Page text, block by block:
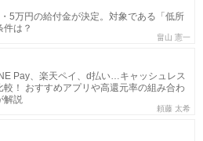
5万円の給付金が決定。対象である「低所
件は？
畠山 憲一
Pay、楽天ペイ、d払い…キャッシュレス
較！ おすすめアプリや高還元率の組み合わ
解説
頼藤 太希